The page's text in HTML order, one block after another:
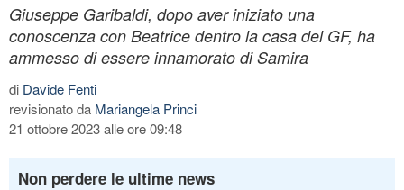
Giuseppe Garibaldi, dopo aver iniziato una
conoscenza con Beatrice dentro la casa del GF, ha
ammesso di essere innamorato di Samira
di Davide Fenti
revisionato da Mariangela Princi
21 ottobre 2023 alle ore 09:48
Non perdere le ultime news